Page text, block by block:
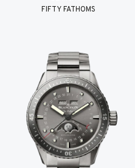
FIFTY FATHOMS